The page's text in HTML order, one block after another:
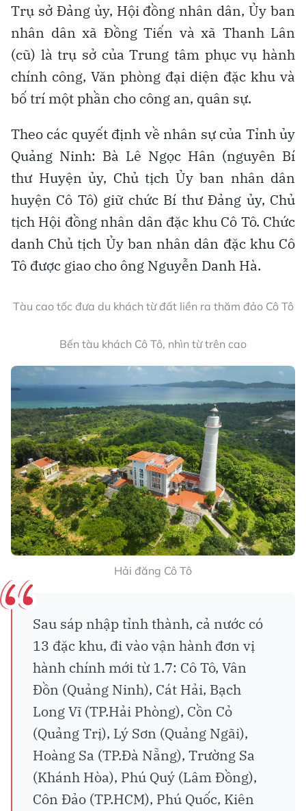
Trụ sở Đảng ủy, Hội đồng nhân dân, Ủy ban
nhân dân xã Đồng Tiến và xã Thanh Lân
(cũ) là trụ sở của Trung tâm phục vụ hành
chính công, Văn phòng đại diện đặc khu và
bố trí một phần cho công an, quân sự.
Theo các quyết định về nhân sự của Tỉnh ủy
Quảng Ninh: Bà Lê Ngọc Hân (nguyên Bí
thư Huyện ủy, Chủ tịch Ủy ban nhân dân
huyện Cô Tô) giữ chức Bí thư Đảng ủy, Chủ
tịch Hội đồng nhân dân đặc khu Cô Tô. Chức
danh Chủ tịch Ủy ban nhân dân đặc khu Cô
Tô được giao cho ông Nguyễn Danh Hà.
Tàu cao tốc đưa du khách từ đất liền ra thăm đảo Cô Tô
Bến tàu khách Cô Tô, nhìn từ trên cao